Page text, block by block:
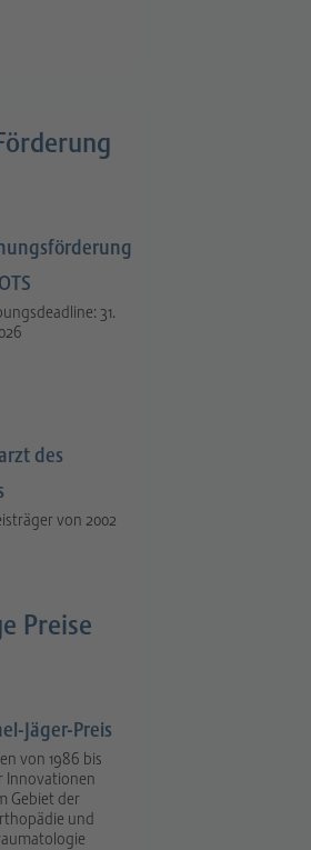
31.
des
von 2002
Preise
Jäger-Preis
von 1986 bis
Innovationen
Gebiet der
und